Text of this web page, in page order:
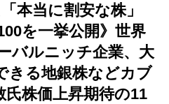
本当に割安な株」
を一挙公開》世界
バルニッチ企業、大
きる地銀株などカブ
氏株価上昇期待の11